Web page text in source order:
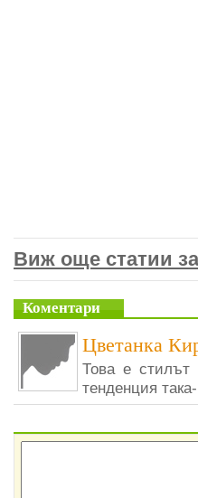
Виж още статии
Коментари
Цветанка
Това е стилът
тенденция